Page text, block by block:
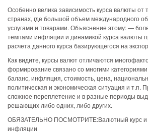
Особенно велика зависимость курса валюты
странах, где большой объем международного
услугами и товарами. Объяснение этому: —
темпами инфляции и динамикой курса валюты
расчета данного курса базирующегося на
Как видите, курсы валют отличаются
формирование связано со многими
баланс, инфляция, стоимость, цена,
политическая и экономическая ситуация и т.п.
сложное переплетение и в разные периоды
решающих либо одних, либо других.
ОБЯЗАТЕЛЬНО ПОСМОТРИТЕ:Валютный курс и
инфляции